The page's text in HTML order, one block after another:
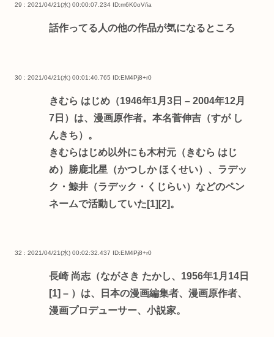
29 : 2021/04/21(水) 00:00:07.234 ID:m6K0oV/ia
話作ってる人の他の作品が気になるところ
30 : 2021/04/21(水) 00:01:40.765 ID:EM4Pj8+r0
きむら はじめ（1946年1月3日 – 2004年12月
7日）は、漫画原作者。本名菅伸吉（すが し
んきち）。
きむらはじめ以外にも木村元（きむら はじ
め）勝鹿北星（かつしか ほくせい）、ラデッ
ク・鯨井（ラデック・くじらい）などのペン
ネームで活動していた[1][2]。
32 : 2021/04/21(水) 00:02:32.437 ID:EM4Pj8+r0
長崎 尚志（ながさき たかし、1956年1月14日
[1] – ）は、日本の漫画編集者、漫画原作者、
漫画プロデューサー、小説家。